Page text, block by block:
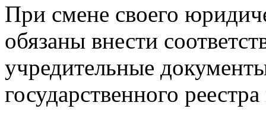
При смене своего
обязаны внести
учредительные
государственного